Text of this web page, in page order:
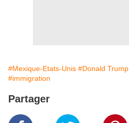
#Mexique-Etats-Unis #Donald Trump
#immigration
Partager